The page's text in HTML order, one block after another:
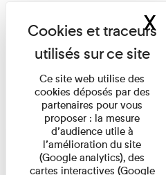
Ce site web utilise des
cookies déposés par des
partenaires pour vous
proposer : la mesure
d’audience utile à
l’amélioration du site
(Google analytics), des
cartes interactives (Google
X